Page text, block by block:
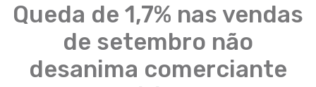
Queda de 1,7% nas vendas
de setembro não
desanima comerciante